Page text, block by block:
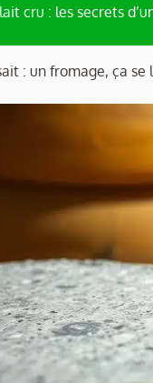
cru : les secrets
: un fromage, ça